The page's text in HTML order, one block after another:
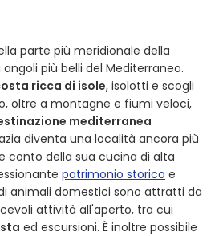
parte più meridionale della
più belli del Mediterraneo.
ricca di isole, isolotti e scogli
oltre a montagne e fiumi veloci,
mediterranea
diventa una località ancora più
conto della sua cucina di alta
patrimonio storico e
animali domestici sono attratti da
attività all'aperto, tra cui
ed escursioni. È inoltre possibile